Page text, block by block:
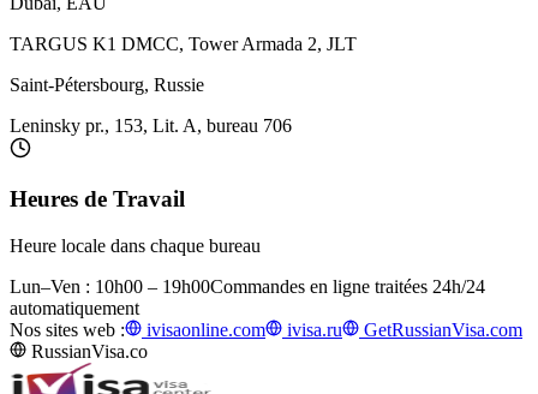
TARGUS K1 DMCC, Tower Armada 2, JLT
Saint-Pétersbourg, Russie
Leninsky pr., 153, Lit. A, bureau 706
Heures de Travail
Heure locale dans chaque bureau
Lun–Ven : 10h00 – 19h00Commandes en ligne traitées 24h/24
automatiquement
Nos sites web :
ivisaonline.com ivisa.ru
GetRussianVisa.com
RussianVisa.co